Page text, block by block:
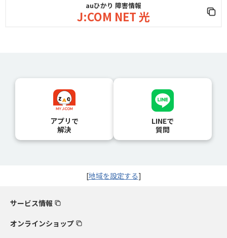
auひかり 障害情報
J:COM NET 光
アプリで
解決
LINEで
質問
[地域を設定する]
サービス情報
オンラインショップ